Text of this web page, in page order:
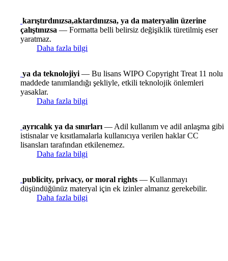
karıştırdınızsa,aktardınızsa, ya da materyalin üzerine
çalıştınızsa — Formatta belli belirsiz değişiklik türetilmiş eser
yaratmaz.
Daha fazla bilgi
ya da teknolojiyi — Bu lisans WIPO Copyright Treat 11 nolu
maddede tanımlandığı şekliyle, etkili teknolojik önlemleri
yasaklar.
Daha fazla bilgi
ayrıcalık ya da sınırları — Adil kullanım ve adil anlaşma gibi
istisnalar ve kısıtlamalarla kullanıcıya verilen haklar CC
lisansları tarafından etkilenemez.
Daha fazla bilgi
publicity, privacy, or moral rights — Kullanmayı
düşündüğünüz materyal için ek izinler almanız gerekebilir.
Daha fazla bilgi